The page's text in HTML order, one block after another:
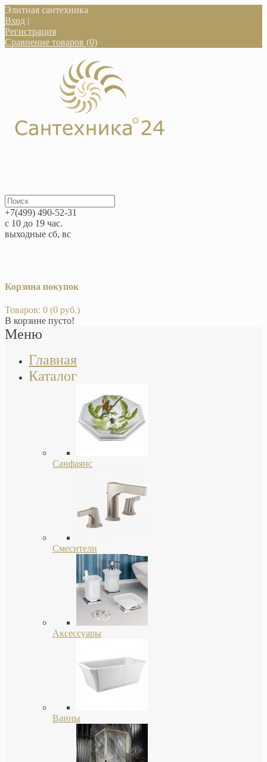
Элитная сантехника
Вход |
Регистрация
Сравнение товаров (0)
+7(499) 490-52-31
с 10 до 19 час.
выходные сб, вс
Корзина покупок
Товаров: 0 (0 руб.)
В корзине пусто!
Меню
Главная
Каталог
Санфаянс
Смесители
Аксессуары
Ванны